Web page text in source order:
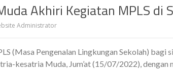
Akhiri Kegiatan MPLS di
Administrator
(Masa Pengenalan Lingkungan Sekolah) bagi
kesatria Muda, Jum’at (15/07/2022),